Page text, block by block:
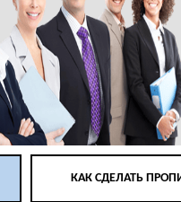
КАК СДЕЛАТЬ